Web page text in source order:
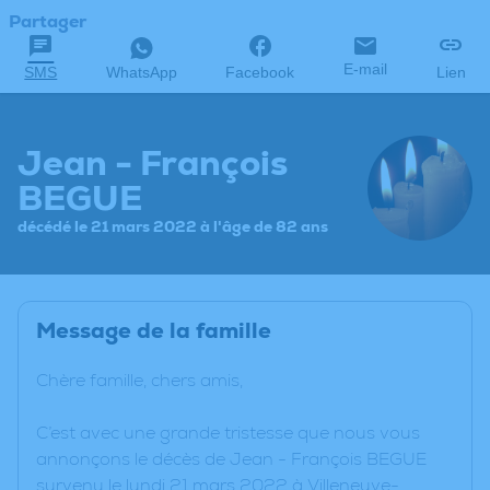
Partager
SMS WhatsApp Facebook E-mail Lien
Jean - François
BEGUE
décédé le 21 mars 2022 à l'âge de 82 ans
Message de la famille
Chère famille, chers amis,
C’est avec une grande tristesse que nous vous
annonçons le décès de Jean - François BEGUE
survenu le lundi 21 mars 2022 à Villeneuve-